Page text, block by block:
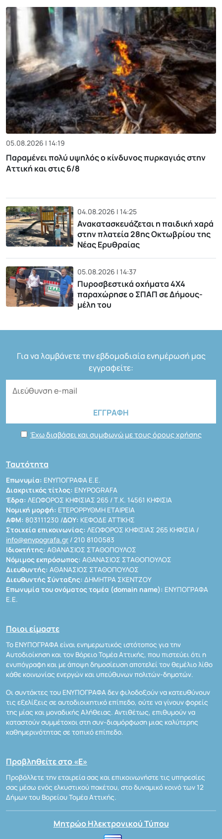
05.08.2026 | 14:19
Παραμένει πολύ υψηλός ο κίνδυνος πυρκαγιάς στην
Αττική και στις 6/8
04.08.2026 | 14:25
Ανακατασκευάζεται η παιδική χαρά
στην πλατεία 28ης Οκτωβρίου της
Νέας Ερυθραίας
05.08.2026 | 14:37
Πυροσβεστικά οχήματα 4Χ4
παραχώρησε ο ΣΠΑΠ σε Δήμους-
μέλη του
Για να λαμβάνετε την εβδομαδιαία ενημέρωσή μας
εγγραφείτε:
Έχω διαβάσει και συμφωνώ με τους όρους χρήσης
Ταυτότητα
Επωνυμία: ΕΝΥΠΟΓΡΑΦΑ Ε.Ε.
Διακριτικός τίτλος: ENYPOGRAFA
Έδρα: ΛΕΩΦΟΡΟΣ ΚΗΦΙΣΙΑΣ 265 / Τ.Κ. 14561 ΚΗΦΙΣΙΑ
Νομική μορφή: ΕΤΕΡΟΡΡΥΘΜΗ ΕΤΑΙΡΕΙΑ
ΑΦΜ: 803111230 /ΔΟΥ: ΚΕΦΟΔΕ ΑΤΤΙΚΗΣ
Στοιχεία επικοινωνίας: ΛΕΩΦΟΡΟΣ ΚΗΦΙΣΙΑΣ 265 ΚΗΦΙΣΙΑ /
info@enypografa.gr / 210 8100583
Ιδιοκτήτης: ΑΘΑΝΑΣΙΟΣ ΣΤΑΘΟΠΟΥΛΟΣ
Νόμιμος εκπρόσωπος: ΑΘΑΝΑΣΙΟΣ ΣΤΑΘΟΠΟΥΛΟΣ
Διευθυντής: ΑΘΑΝΑΣΙΟΣ ΣΤΑΘΟΠΟΥΛΟΣ
Διευθυντής Σύνταξης: ΔΗΜΗΤΡΑ ΣΚΕΝΤΖΟΥ
Επωνυμία του ονόματος τομέα (domain name): ΕΝΥΠΟΓΡΑΦΑ
Ε.Ε.
Ποιοι είμαστε
Το ΕΝΥΠΟΓΡΑΦΑ είναι ενημερωτικός ιστότοπος για την
Αυτοδιοίκηση και τον Βόρειο Τομέα Αττικής, που πιστεύει ότι η
ενυπόγραφη και με άποψη δημοσίευση αποτελεί τον θεμέλιο λίθο
κάθε κοινωνίας ενεργών και υπεύθυνων πολιτών-δημοτών.
Οι συντάκτες του ΕΝΥΠΟΓΡΑΦΑ δεν φιλοδοξούν να κατευθύνουν
τις εξελίξεις σε αυτοδιοικητικό επίπεδο, ούτε να γίνουν φορείς
της μίας και μοναδικής Αλήθειας. Αντιθέτως, επιθυμούν να
καταστούν συμμέτοχοι στη συν-διαμόρφωση μιας καλύτερης
καθημερινότητας σε τοπικό επίπεδο.
Προβληθείτε στο «Ε»
Προβάλλετε την εταιρεία σας και επικοινωνήστε τις υπηρεσίες
σας μέσω ενός ελκυστικού πακέτου, στο δυναμικό κοινό των 12
Δήμων του Βορείου Τομέα Αττικής.
Μητρώο Ηλεκτρονικού Τύπου